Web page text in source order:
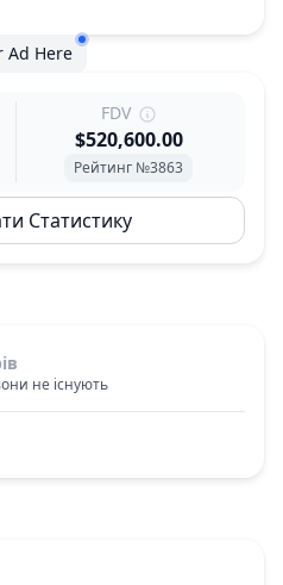
Ad Here
FDV
$520,600.00
Рейтинг №3863
Статистику
не існують